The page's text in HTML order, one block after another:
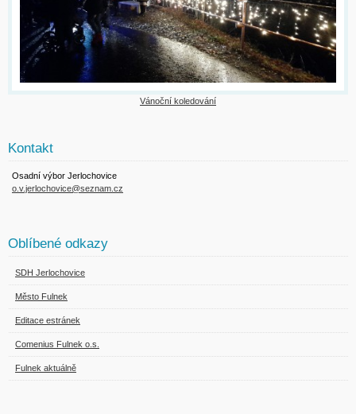
Vánoční koledování
Kontakt
Osadní výbor Jerlochovice
o.v.jerlochovice@seznam.cz
Oblíbené odkazy
SDH Jerlochovice
Město Fulnek
Editace estránek
Comenius Fulnek o.s.
Fulnek aktuálně